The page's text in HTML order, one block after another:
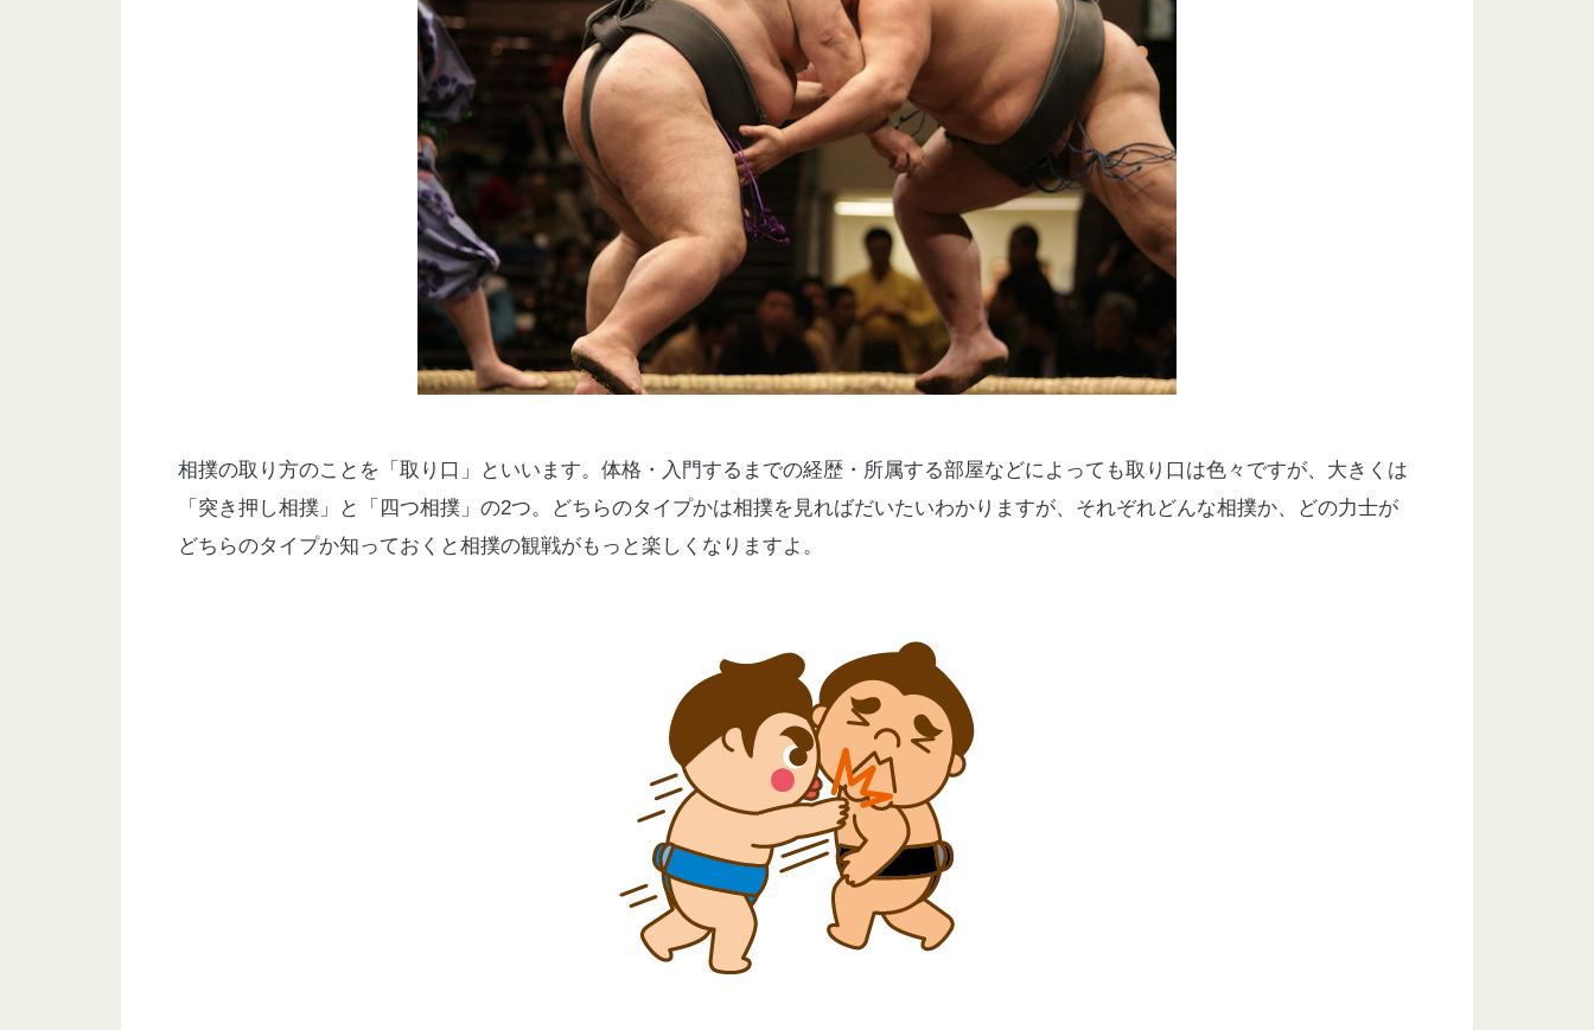
相撲の取り方のことを「取り口」といいます。体格・入門するまでの経歴・所属する部屋などによっても取り口は色々ですが、大きくは
「突き押し相撲」と「四つ相撲」の2つ。どちらのタイプかは相撲を見ればだいたいわかりますが、それぞれどんな相撲か、どの力士が
どちらのタイプか知っておくと相撲の観戦がもっと楽しくなりますよ。